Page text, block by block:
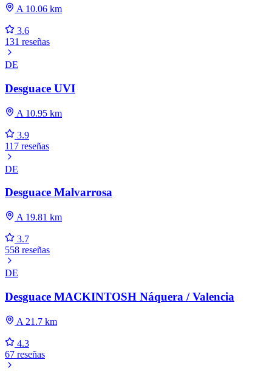
A 10.06 km
3.6
131 reseñas
DE
Desguace UVI
A 10.95 km
3.9
117 reseñas
DE
Desguace Malvarrosa
A 19.81 km
3.7
558 reseñas
DE
Desguace MACKINTOSH Náquera / Valencia
A 21.7 km
4.3
67 reseñas